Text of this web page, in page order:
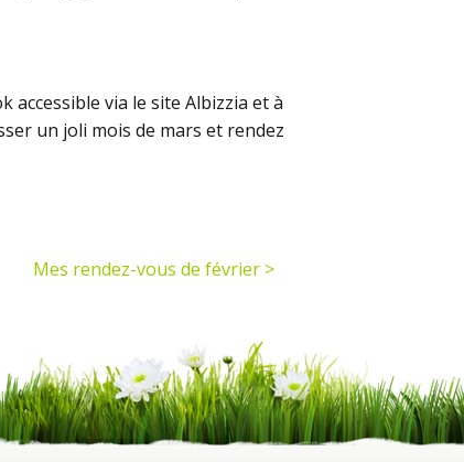
accessible via le site Albizzia et à
un joli mois de mars et rendez
Mes rendez-vous de février >